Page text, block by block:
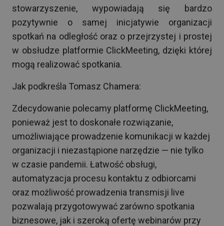
stowarzyszenie, wypowiadają się bardzo
pozytywnie o samej inicjatywie organizacji
spotkań na odległość oraz o przejrzystej i prostej
w obsłudze platformie ClickMeeting, dzięki której
mogą realizować spotkania.
Jak podkreśla Tomasz Chamera:
Zdecydowanie polecamy platformę ClickMeeting,
ponieważ jest to doskonałe rozwiązanie,
umożliwiające prowadzenie komunikacji w każdej
organizacji i niezastąpione narzędzie — nie tylko
w czasie pandemii. Łatwość obsługi,
automatyzacja procesu kontaktu z odbiorcami
oraz możliwość prowadzenia transmisji live
pozwalają przygotowywać zarówno spotkania
biznesowe, jak i szeroką ofertę webinarów przy